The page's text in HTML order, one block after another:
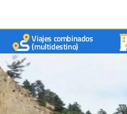
Viajes combinados
(multidestino)